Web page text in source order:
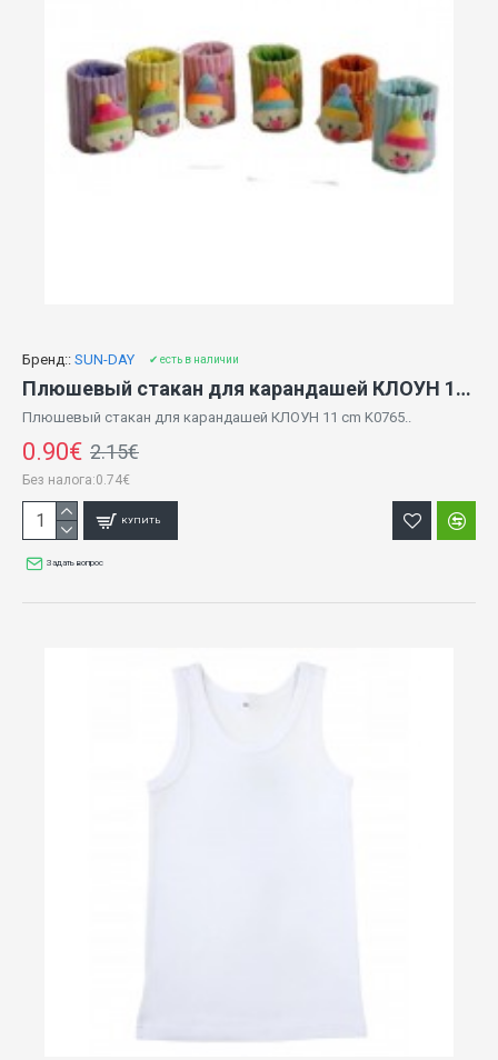
Бренд:: SUN-DAY ✔ есть в наличии
Плюшевый стакан для карандашей КЛОУН 11 cm K0765
Плюшевый стакан для карандашей КЛОУН 11 cm K0765..
0.90€ 2.15€
Без налога:0.74€
КУПИТЬ
Задать вопрос